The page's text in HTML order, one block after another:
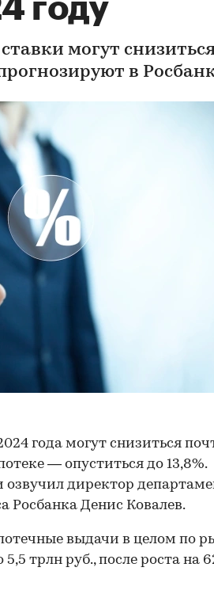
году
могут
в
года могут снизиться
— опуститься до 13,8%.
директор
Росбанка Денис Ковалев.
выдачи в целом по
трлн руб., после роста на